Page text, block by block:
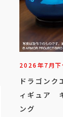
2026年7月
ドラゴン
ィギュア
ング